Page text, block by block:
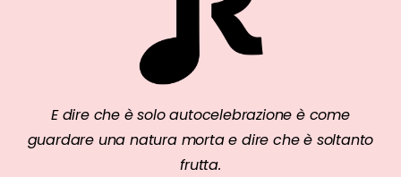
E dire che è solo autocelebrazione è come
guardare una natura morta e dire che è soltanto
frutta.